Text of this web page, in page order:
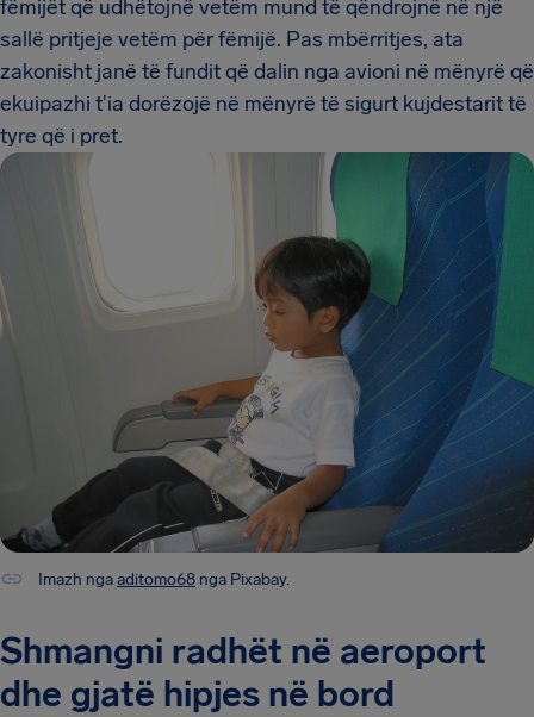
fëmijët që udhëtojnë vetëm mund të qëndrojnë në një
sallë pritjeje vetëm për fëmijë. Pas mbërritjes, ata
zakonisht janë të fundit që dalin nga avioni në mënyrë që
ekuipazhi t'ia dorëzojë në mënyrë të sigurt kujdestarit të
tyre që i pret.
Imazh ngaaditomo68 nga Pixabay.
Shmangni radhët në aeroport
dhe gjatë hipjes në bord